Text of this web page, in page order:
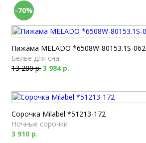
-70%
Пижама MELADO *6508W-80153.1S-062
Белье для сна
13 280 р. 3 984 р.
Сорочка Milabel *51213-172
Ночные сорочки
3 910 р.